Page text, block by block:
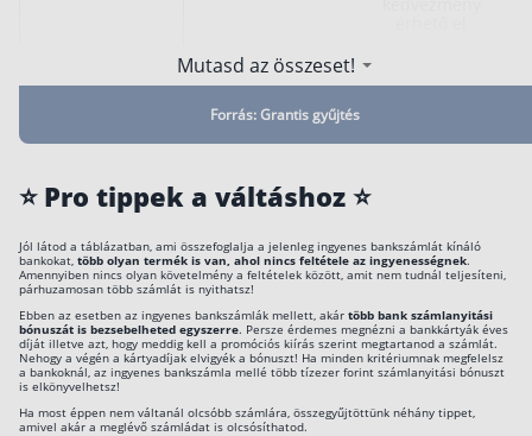
havi
150 000 Ft
jóváírás érkezzen
(Perselybe)
OTP GO
havi
jóváírás érkezzen
30 000 Ft
150 000 Ft
jóváírás érkezzen
(Perselybe)
Raiffeisen
Premium
havi
400 000 Ft
jóváírás érkezzen
ha a
számlanyitás
mellett több
feltétel is teljesül
összesen
60 000 Ft
jóváírás érhető el
Mutasd az összeset!
Forrás: Grantis gyűjtés
⭐️ Pro tippek a váltáshoz ⭐️
Jól látod a táblázatban, ami összefoglalja a jelenleg ingyenes bankszámlát kínáló
bankokat, több olyan termék is van, ahol nincs feltétele az ingyenességnek.
Amennyiben nincs olyan követelmény a feltételek között, amit nem tudnál teljesíteni,
párhuzamosan több számlát is nyithatsz!
Ebben az esetben az ingyenes bankszámlák mellett, akár több bank számlanyitási
bónuszát is bezsebelheted egyszerre. Persze érdemes megnézni a bankkártyák éves
díját illetve azt, hogy meddig kell a promóciós kiírás szerint megtartanod a számlát.
Nehogy a végén a kártyadíjak elvigyék a bónuszt! Ha minden kritériumnak megfelelsz
a bankoknál, az ingyenes bankszámla mellé több tízezer forint számlanyitási bónuszt
is elkönyvelhetsz!
Ha most éppen nem váltanál olcsóbb számlára, összegyűjtöttünk néhány tippet,
amivel akár a meglévő számládat is olcsósíthatod.